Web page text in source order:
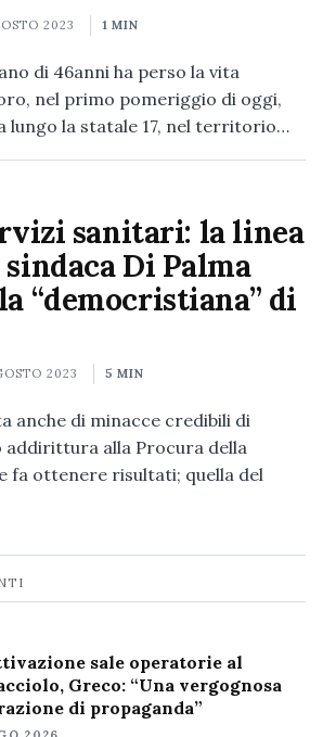
2023 1 MIN
di 46anni ha perso la vita
nel primo pomeriggio di oggi,
lungo la statale 17, nel territorio…
sanitari: la linea
Di Palma
“democristiana” di
2023 5 MIN
anche di minacce credibili di
alla Procura della
fa ottenere risultati; quella del
sale operatorie al
Greco: “Una vergognosa
di propaganda”